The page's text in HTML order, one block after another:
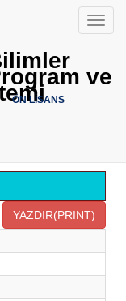
Menü
ve
ÖN LİSANS